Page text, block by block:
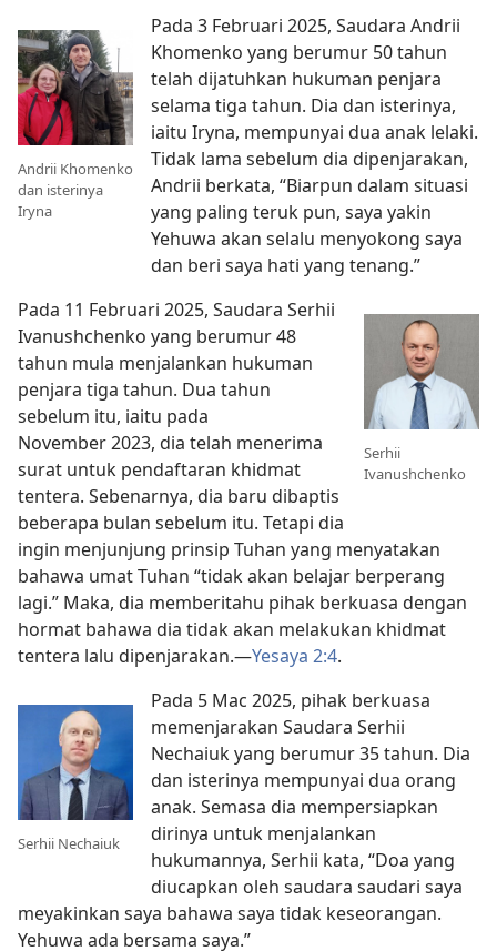
Andrii Khomenko
dan isterinya
Iryna
Pada 3 Februari 2025, Saudara Andrii
Khomenko yang berumur 50 tahun
telah dijatuhkan hukuman penjara
selama tiga tahun. Dia dan isterinya,
iaitu Iryna, mempunyai dua anak lelaki.
Tidak lama sebelum dia dipenjarakan,
Andrii berkata, “Biarpun dalam situasi
yang paling teruk pun, saya yakin
Yehuwa akan selalu menyokong saya
dan beri saya hati yang tenang.”
Serhii
Ivanushchenko
Pada 11 Februari 2025, Saudara Serhii
Ivanushchenko yang berumur 48
tahun mula menjalankan hukuman
penjara tiga tahun. Dua tahun
sebelum itu, iaitu pada
November 2023, dia telah menerima
surat untuk pendaftaran khidmat
tentera. Sebenarnya, dia baru dibaptis
beberapa bulan sebelum itu. Tetapi dia
ingin menjunjung prinsip Tuhan yang menyatakan
bahawa umat Tuhan “tidak akan belajar berperang
lagi.” Maka, dia memberitahu pihak berkuasa dengan
hormat bahawa dia tidak akan melakukan khidmat
tentera lalu dipenjarakan.—Yesaya 2:4.
Serhii Nechaiuk
Pada 5 Mac 2025, pihak berkuasa
memenjarakan Saudara Serhii
Nechaiuk yang berumur 35 tahun. Dia
dan isterinya mempunyai dua orang
anak. Semasa dia mempersiapkan
dirinya untuk menjalankan
hukumannya, Serhii kata, “Doa yang
diucapkan oleh saudara saudari saya
meyakinkan saya bahawa saya tidak keseorangan.
Yehuwa ada bersama saya.”